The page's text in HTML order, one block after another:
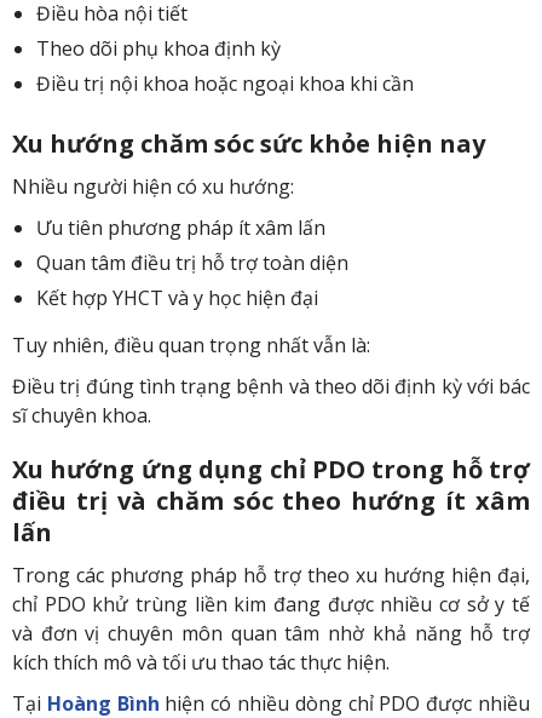
Điều hòa nội tiết
Theo dõi phụ khoa định kỳ
Điều trị nội khoa hoặc ngoại khoa khi cần
Xu hướng chăm sóc sức khỏe hiện nay
Nhiều người hiện có xu hướng:
Ưu tiên phương pháp ít xâm lấn
Quan tâm điều trị hỗ trợ toàn diện
Kết hợp YHCT và y học hiện đại
Tuy nhiên, điều quan trọng nhất vẫn là:
Điều trị đúng tình trạng bệnh và theo dõi định kỳ với bác
sĩ chuyên khoa.
Xu hướng ứng dụng chỉ PDO trong hỗ trợ
điều trị và chăm sóc theo hướng ít xâm
lấn
Trong các phương pháp hỗ trợ theo xu hướng hiện đại,
chỉ PDO khử trùng liền kim đang được nhiều cơ sở y tế
và đơn vị chuyên môn quan tâm nhờ khả năng hỗ trợ
kích thích mô và tối ưu thao tác thực hiện.
Tại Hoàng Bình hiện có nhiều dòng chỉ PDO được nhiều